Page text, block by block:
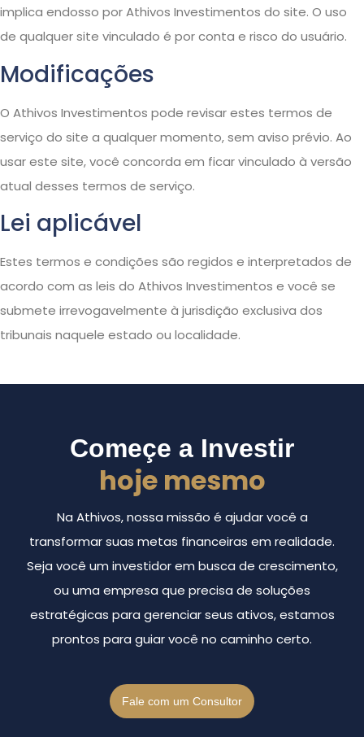
implica endosso por Athivos Investimentos do site. O uso
de qualquer site vinculado é por conta e risco do usuário.
Modificações
O Athivos Investimentos pode revisar estes termos de
serviço do site a qualquer momento, sem aviso prévio. Ao
usar este site, você concorda em ficar vinculado à versão
atual desses termos de serviço.
Lei aplicável
Estes termos e condições são regidos e interpretados de
acordo com as leis do Athivos Investimentos e você se
submete irrevogavelmente à jurisdição exclusiva dos
tribunais naquele estado ou localidade.
Começe a Investir
hoje mesmo
Na Athivos, nossa missão é ajudar você a
transformar suas metas financeiras em realidade.
Seja você um investidor em busca de crescimento,
ou uma empresa que precisa de soluções
estratégicas para gerenciar seus ativos, estamos
prontos para guiar você no caminho certo.
Fale com um Consultor